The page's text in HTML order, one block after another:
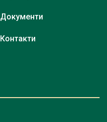
Документи
Контакти